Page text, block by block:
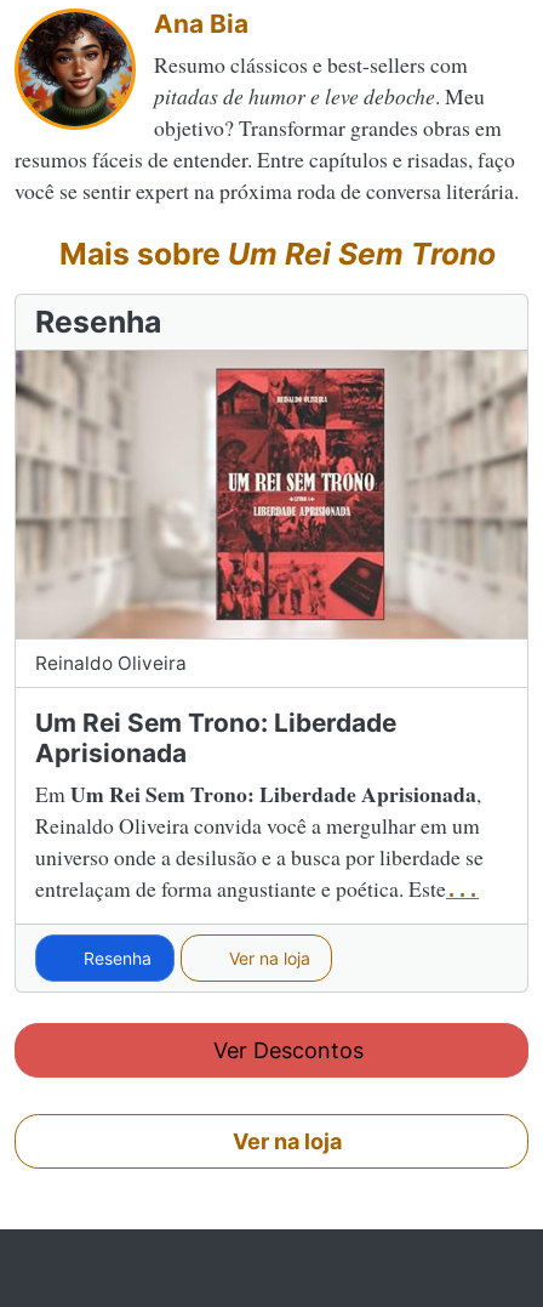
Ana Bia
Resumo clássicos e best-sellers com
pitadas de humor e leve deboche. Meu
objetivo? Transformar grandes obras em
resumos fáceis de entender. Entre capítulos e risadas, faço
você se sentir expert na próxima roda de conversa literária.
Mais sobre Um Rei Sem Trono
Resenha
Reinaldo Oliveira
Um Rei Sem Trono: Liberdade
Aprisionada
EmUm Rei Sem Trono: Liberdade Aprisionada,
Reinaldo Oliveira convida você a mergulhar em um
universo onde a desilusão e a busca por liberdade se
entrelaçam de forma angustiante e poética. Este...
Resenha Ver na loja
Ver Descontos
Ver na loja